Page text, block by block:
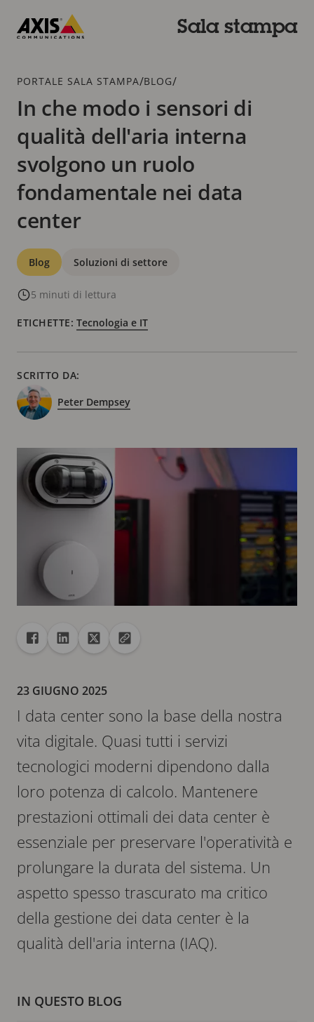
contenuto
Sala stampa
Breadcrumb
PORTALE SALA STAMPA/BLOG/
In che modo i sensori di
qualità dell'aria interna
svolgono un ruolo
fondamentale nei data
center
Categorie
Blog Soluzioni di settore
5 minuti di lettura
ETICHETTE: Tecnologia e IT
SCRITTO DA:
Peter Dempsey
Condivisione
Condividi con Facebook
Condividi con Linkedin
Condividi con X
Copia URL negli Appunti
23 GIUGNO 2025
I data center sono la base della nostra
vita digitale. Quasi tutti i servizi
tecnologici moderni dipendono dalla
loro potenza di calcolo. Mantenere
prestazioni ottimali dei data center è
essenziale per preservare l'operatività e
prolungare la durata del sistema. Un
aspetto spesso trascurato ma critico
della gestione dei data center è la
qualità dell'aria interna (IAQ).
IN QUESTO BLOG